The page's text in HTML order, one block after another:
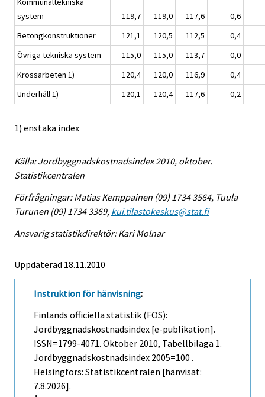
system
119,7 119,0 117,6
0,6
Betongkonstruktioner
121,1 120,5 112,5
0,4
Övriga tekniska system
115,0 115,0 113,7
0,0
Krossarbeten 1)
120,4 120,0 116,9
0,4
Underhåll 1)
120,1 120,4 117,6 -0,2
1) enstaka index
Källa: Jordbyggnadskostnadsindex 2010, oktober.
Statistikcentralen
Förfrågningar: Matias Kemppainen (09) 1734 3564, Tuula
Turunen (09) 1734 3369, kui.tilastokeskus@stat.fi
Ansvarig statistikdirektör: Kari Molnar
Uppdaterad 18.11.2010
Instruktion för hänvisning:
Finlands officiella statistik (FOS):
Jordbyggnadskostnadsindex [e-publikation].
ISSN=1799-4071. Oktober 2010, Tabellbilaga 1.
Jordbyggnadskostnadsindex 2005=100 .
Helsingfors: Statistikcentralen [hänvisat:
7.8.2026].